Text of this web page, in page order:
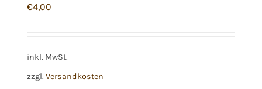
€4,00
inkl. MwSt.
zzgl. Versandkosten